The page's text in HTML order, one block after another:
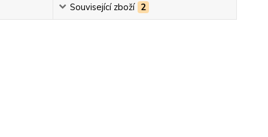
Související zboží 2